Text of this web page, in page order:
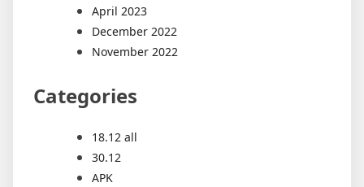
April 2023
December 2022
November 2022
Categories
18.12 all
30.12
APK